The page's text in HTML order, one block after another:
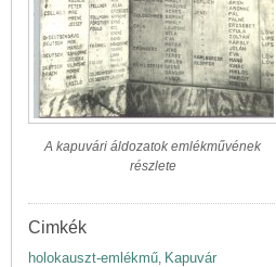
A kapuvári áldozatok emlékművének
részlete
Cimkék
holokauszt-emlékmű, Kapuvár